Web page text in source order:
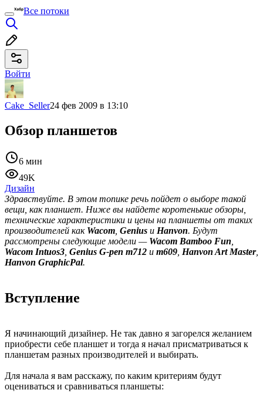
Все потоки
Войти
Cake_Seller24 фев 2009 в 13:10
Обзор планшетов
6 мин
49K
Дизайн
Здравствуйте. В этом топике речь пойдет о выборе такой
вещи, как планшет. Ниже вы найдете коротенькие обзоры,
технические характеристики и цены на планшеты от таких
производителей как Wacom Genius и Hanvon. Будут
рассмотрены следующие модели — Wacom Bamboo Fun
Wacom Intuos3 Genius G-pen m712 и m609 Hanvon Art Master,
Hanvon GraphicPal.
Вступление
Я начинающий дизайнер. Не так давно я загорелся желанием
приобрести себе планшет и тогда я начал присматриваться к
планшетам разных производителей и выбирать.
Для начала я вам расскажу, по каким критериям будут
оцениваться и сравниваться планшеты: